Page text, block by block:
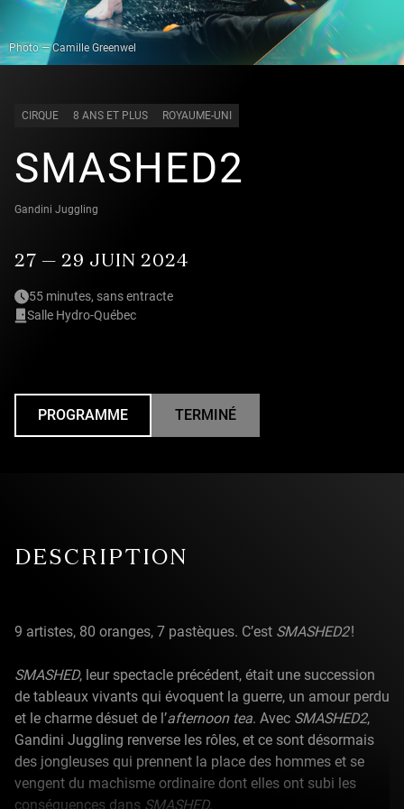
Photo — Camille Greenwel
CIRQUE 8 ANS ET PLUS ROYAUME-UNI
SMASHED2
Gandini Juggling
27 — 29 JUIN 2024
55 minutes, sans entracte
Salle Hydro-Québec
PROGRAMME
UNDEFINED
TERMINÉ
DESCRIPTION
9 artistes, 80 oranges, 7 pastèques. C’est SMASHED2!
SMASHED, leur spectacle précédent, était une succession
de tableaux vivants qui évoquent la guerre, un amour perdu
et le charme désuet de l’afternoon tea. Avec SMASHED2,
Gandini Juggling renverse les rôles, et ce sont désormais
des jongleuses qui prennent la place des hommes et se
vengent du machisme ordinaire dont elles ont subi les
conséquences dans SMASHED.